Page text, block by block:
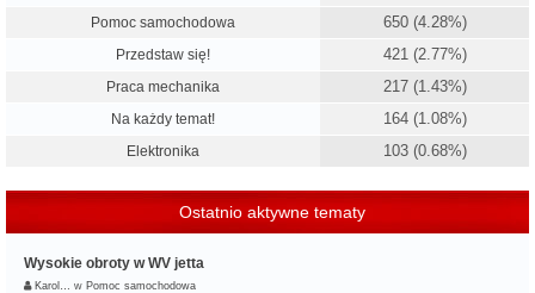
Pomoc samochodowa
650 (4.28%)
Przedstaw się! 421 (2.77%)
Praca mechanika 217 (1.43%)
Na każdy temat! 164 (1.08%)
Elektronika 103 (0.68%)
Ostatnio aktywne tematy
Wysokie obroty w WV jetta
Karol… w Pomoc samochodowa